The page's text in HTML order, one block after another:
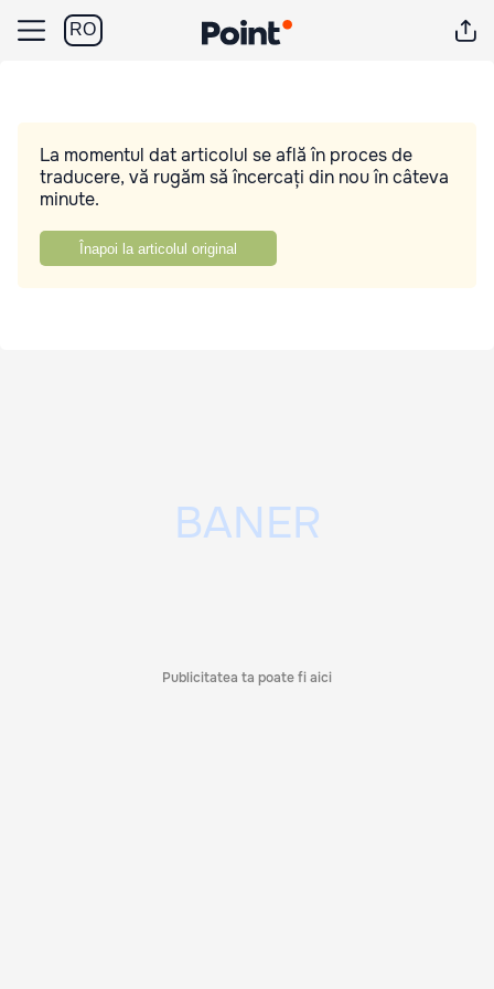
RO
La momentul dat articolul se află în proces de
traducere, vă rugăm să încercați din nou în câteva
minute.
Înapoi la articolul original
Publicitatea ta poate fi aici